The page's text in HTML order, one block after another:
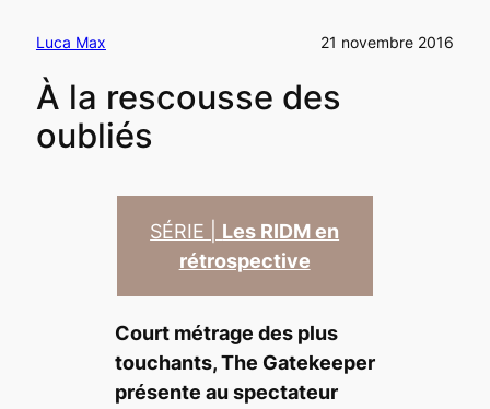
Luca Max 21 novembre 2016
À la rescousse des
oubliés
SÉRIE | Les RIDM en
rétrospective
Court métrage des plus
touchants,The Gatekeeper
présente au spectateur